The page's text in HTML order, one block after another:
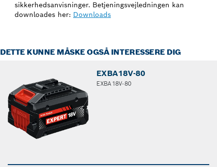
sikkerhedsanvisninger. Betjeningsvejledningen kan
downloades her: Downloads
DETTE KUNNE MÅSKE OGSÅ INTERESSERE DIG
EXBA18V-80
EXBA18V-80